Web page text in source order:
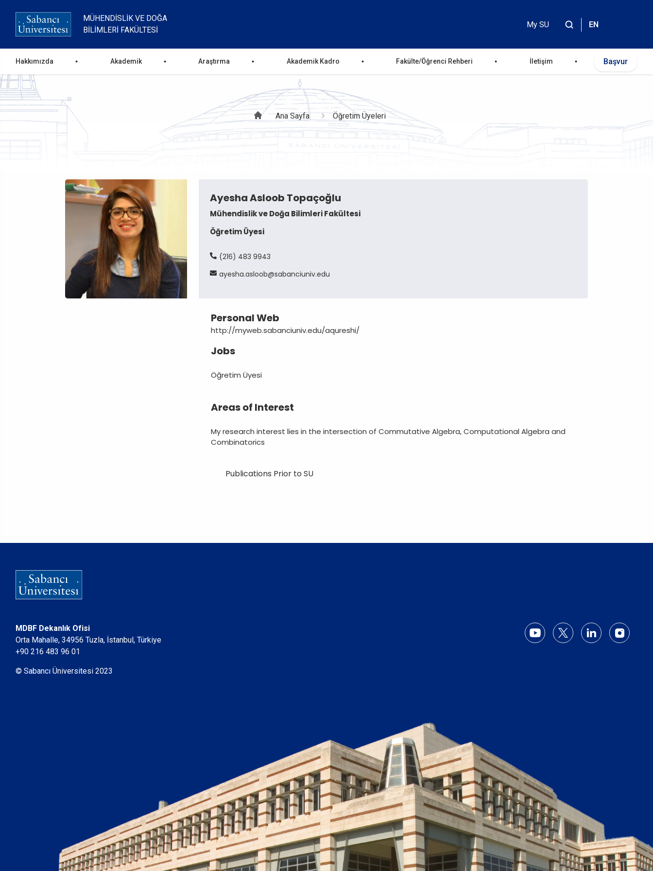
MÜHENDISLIK VE DOĞA
BILIMLERI FAKÜLTESI
Header
Top
My SU EN
Ana
gezinti
menüsü
Hakkımızda Akademik Araştırma Akademik Kadro Fakülte/Öğrenci Rehberi İletişim Başvur
Sayfa
Ana Sayfa Öğretim Üyeleri
Ayesha Asloob Topaçoğlu
Mühendislik ve Doğa Bilimleri Fakültesi
Öğretim Üyesi
(216) 483 9943
ayesha asloob sabanciunivedu
Personal Web
http://myweb.sabanciuniv.edu/aqureshi/
Jobs
Öğretim Üyesi
Areas of Interest
My research interest lies in the intersection of Commutative Algebra, Computational Algebra and
Combinatorics
Publications Prior to SU
MDBF Dekanlık Ofisi
Orta Mahalle, 34956 Tuzla, İstanbul, Türkiye
+90 216 483 96 01
© Sabancı Üniversitesi 2023